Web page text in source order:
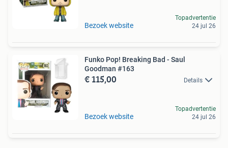
Bezoek website
Topadvertentie
24 jul 26
Funko Pop! Breaking Bad - Saul
Goodman #163
€ 115,00 Details
Bezoek website
Topadvertentie
24 jul 26